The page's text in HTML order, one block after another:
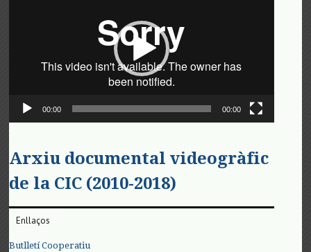
00:00 00:00
Arxiu documental videogràfic
de la CIC (2010-2018)
Enllaços
Butlletí Cooperatiu